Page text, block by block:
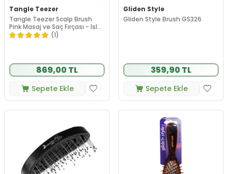
Tangle Teezer
Tangle Teezer Scalp Brush
Pink Masaj ve Saç Fırçası - Islak
Kuru Kullanım - Tüm Saç
(1)
869,00 TL
Sepete Ekle
Gliden Style
Gliden Style Brush GS326
359,90 TL
Sepete Ekle